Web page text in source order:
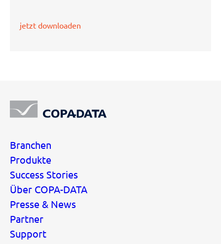
jetzt downloaden
Branchen
Produkte
Success Stories
Über COPA-DATA
Presse & News
Partner
Support